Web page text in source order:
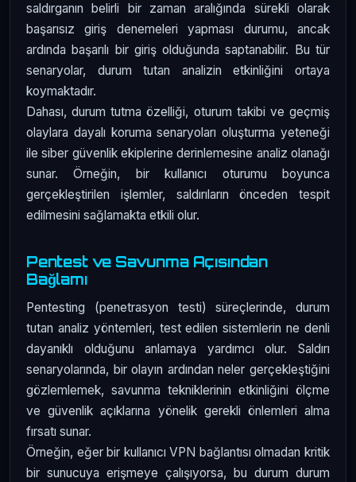
saldırganın belirli bir zaman aralığında sürekli olarak
başarısız giriş denemeleri yapması durumu, ancak
ardında başarılı bir giriş olduğunda saptanabilir. Bu tür
senaryolar, durum tutan analizin etkinliğini ortaya
koymaktadır.
Dahası, durum tutma özelliği, oturum takibi ve geçmiş
olaylara dayalı koruma senaryoları oluşturma yeteneği
ile siber güvenlik ekiplerine derinlemesine analiz olanağı
sunar. Örneğin, bir kullanıcı oturumu boyunca
gerçekleştirilen işlemler, saldırıların önceden tespit
edilmesini sağlamakta etkili olur.
Pentest ve Savunma Açısından
Bağlamı
Pentesting (penetrasyon testi) süreçlerinde, durum
tutan analiz yöntemleri, test edilen sistemlerin ne denli
dayanıklı olduğunu anlamaya yardımcı olur. Saldırı
senaryolarında, bir olayın ardından neler gerçekleştiğini
gözlemlemek, savunma tekniklerinin etkinliğini ölçme
ve güvenlik açıklarına yönelik gerekli önlemleri alma
fırsatı sunar.
Örneğin, eğer bir kullanıcı VPN bağlantısı olmadan kritik
bir sunucuya erişmeye çalışıyorsa, bu durum durum